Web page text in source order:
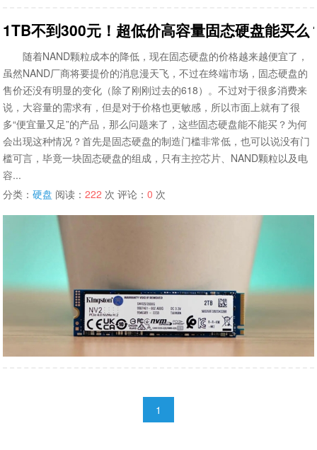
1TB不到300元！超低价高容量固态硬盘能买么
随着NAND颗粒成本的降低，现在固态硬盘的价格越来越便宜了，
虽然NAND厂商将要提价的消息漫天飞，不过在终端市场，固态硬盘的
售价还没有明显的变化（除了刚刚过去的618）。不过对于很多消费来
说，大容量的需求有，但是对于价格也更敏感，所以市面上就有了很
多“便宜量又足”的产品，那么问题来了，这些固态硬盘能不能买？为何
会出现这种情况？首先是固态硬盘的制造门槛非常低，也可以说没有门
槛可言，毕竟一块固态硬盘的组成，只有主控芯片、NAND颗粒以及电
容...
分类：硬盘 阅读：222 次 评论：0 次
1